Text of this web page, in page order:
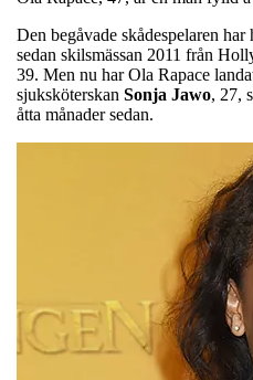
Den begåvade skådespelaren
sedan skilsmässan 2011 från
39. Men nu har Ola Rapace
sjuksköterskan Sonja Jawo, 27,
åtta månader sedan.